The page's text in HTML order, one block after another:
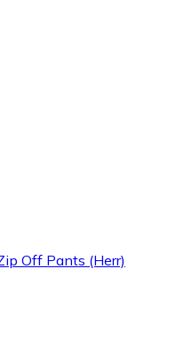
Off Pants (Herr)